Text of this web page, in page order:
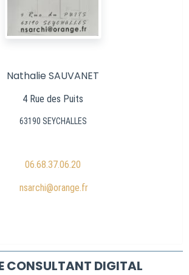
Nathalie SAUVANET
4 Rue des Puits
63190 SEYCHALLES
06.68.37.06.20
nsarchi@orange.fr
CONSULTANT DIGITAL